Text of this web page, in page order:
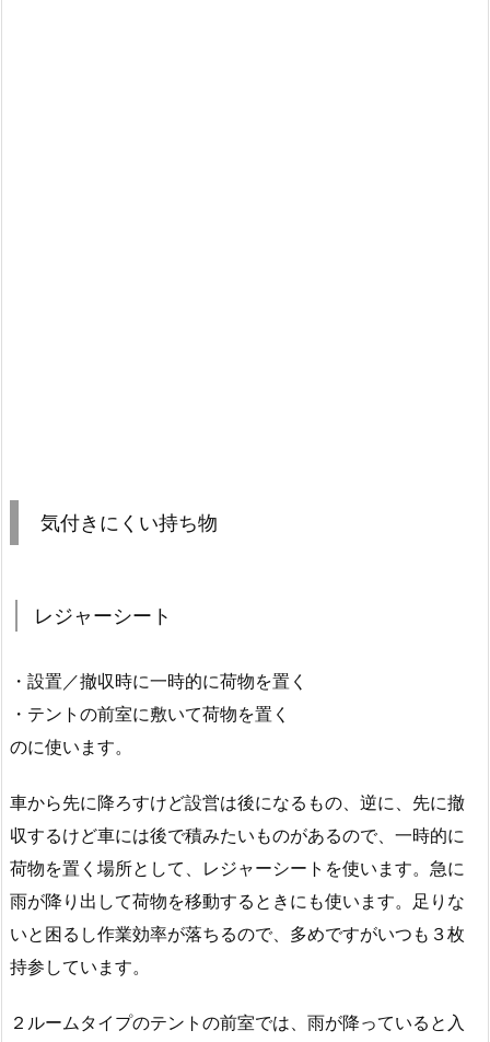
気付きにくい持ち物
レジャーシート
・設置／撤収時に一時的に荷物を置く
・テントの前室に敷いて荷物を置く
のに使います。
車から先に降ろすけど設営は後になるもの、逆に、先に撤
収するけど車には後で積みたいものがあるので、一時的に
荷物を置く場所として、レジャーシートを使います。急に
雨が降り出して荷物を移動するときにも使います。足りな
いと困るし作業効率が落ちるので、多めですがいつも３枚
持参しています。
２ルームタイプのテントの前室では、雨が降っていると入